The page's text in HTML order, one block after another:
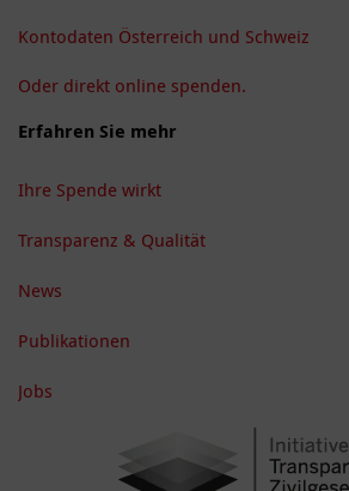
Kontodaten Österreich und Schweiz
Oder direkt online spenden.
Erfahren Sie mehr
Ihre Spende wirkt
Transparenz & Qualität
News
Publikationen
Jobs